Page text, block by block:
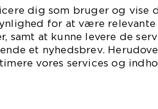
dig som bruger og vise
for at være
samt at kunne levere de
et nyhedsbrev.
vores services og